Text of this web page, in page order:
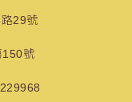
29號
150號